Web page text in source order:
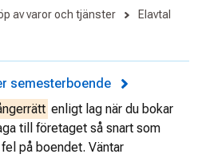
av varor och tjänster
Elavtal
semesterboende
enligt lag när du bokar
till företaget så snart som
på boendet. Väntar